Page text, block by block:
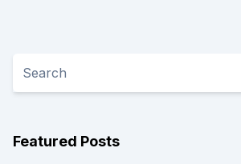
Featured Posts